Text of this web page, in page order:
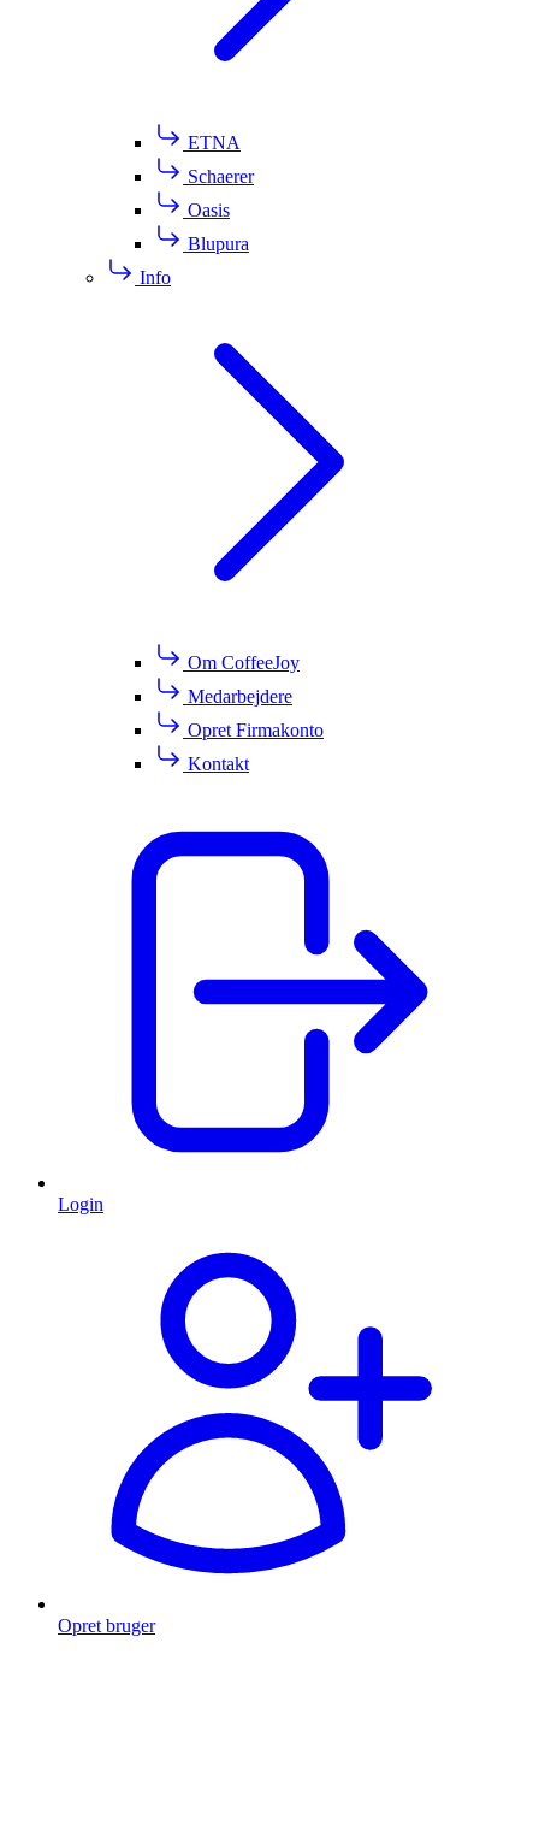
ETNA
Schaerer
Oasis
Blupura
Info
Om CoffeeJoy
Medarbejdere
Opret Firmakonto
Kontakt
Login
Opret bruger